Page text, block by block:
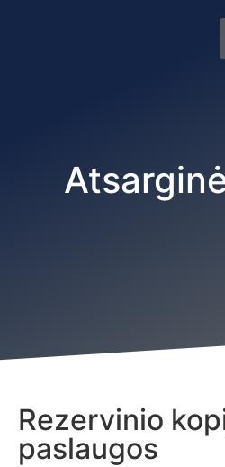
Rezervinio
paslaugos